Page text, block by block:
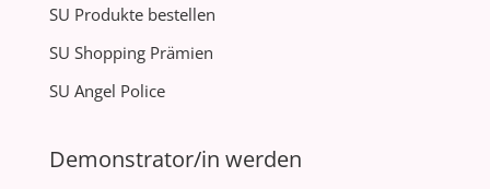
SU Produkte bestellen
SU Shopping Prämien
SU Angel Police
Demonstrator/in werden